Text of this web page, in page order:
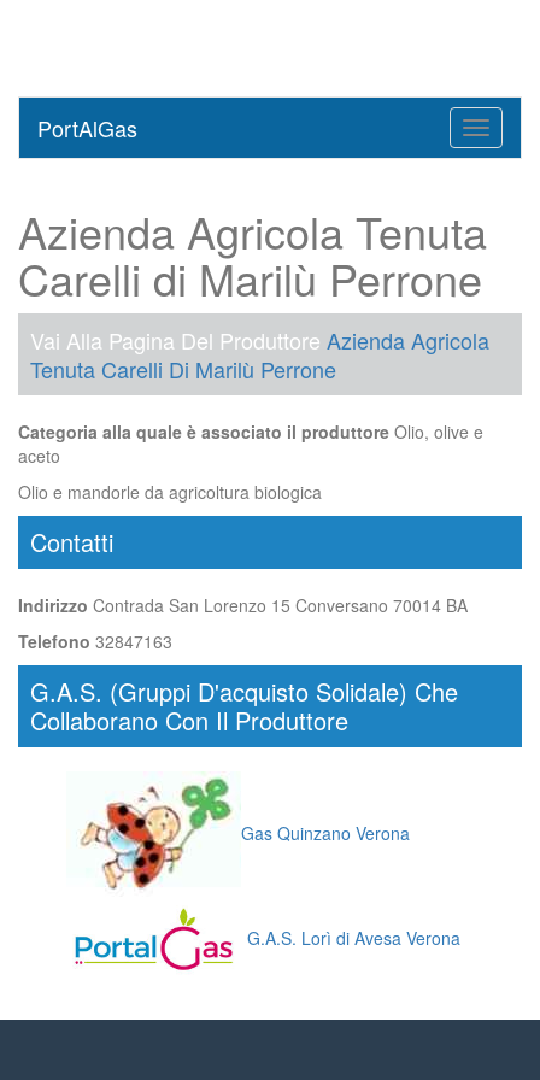
Toggle
PortAlGas
Azienda Agricola Tenuta
Carelli di Marilù Perrone
Vai Alla Pagina Del Produttore Azienda Agricola
Tenuta Carelli Di Marilù Perrone
Categoria alla quale è associato il produttore Olio, olive e
aceto
Olio e mandorle da agricoltura biologica
Contatti
Indirizzo Contrada San Lorenzo 15 Conversano 70014 BA
Telefono 32847163
G.A.S. (Gruppi D'acquisto Solidale) Che
Collaborano Con Il Produttore
Gas Quinzano Verona
G.A.S. Lorì di Avesa Verona